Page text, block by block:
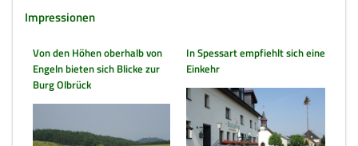
Impressionen
Von den Höhen oberhalb von
Engeln bieten sich Blicke zur
Burg Olbrück
In Spessart empfiehlt sich eine
Einkehr